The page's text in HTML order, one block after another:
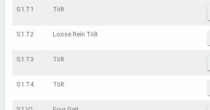
S1.T1 Tölt
S1.T2 Loose Rein Tölt
S1.T3 Tölt
S1.T4 Tölt